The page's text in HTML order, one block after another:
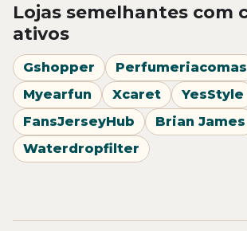
Lojas semelhantes com
ativos
Gshopper
Perfumeriacomas
Myearfun
Xcaret
YesStyle
FansJerseyHub
Brian James
Waterdropfilter